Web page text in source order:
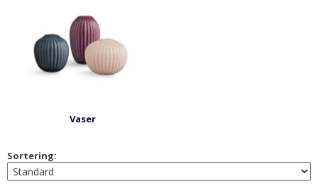
Vaser
Sortering: